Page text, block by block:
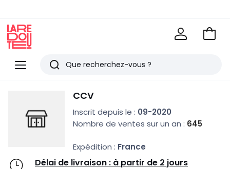
Menu
Redoute
Rechercher
articles
vus
Voir
CCV
Inscrit depuis le : 09-2020
Nombre de ventes sur un an : 645
Expédition : France
Délai de livraison : à partir de 2 jours